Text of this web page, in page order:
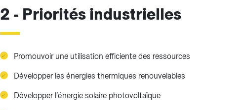
2 - Priorités industrielles
Promouvoir une utilisation efficiente des ressources​
Développer les énergies thermiques renouvelables​
Développer l’énergie solaire photovoltaïque​